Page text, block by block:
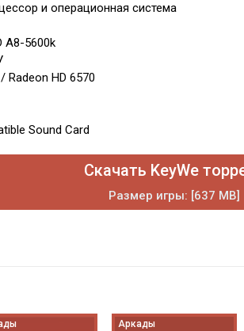
и операционная система
A8-5600k
Radeon HD 6570
Sound Card
Скачать KeyWe
Размер игры: [637 MB]
Аркады